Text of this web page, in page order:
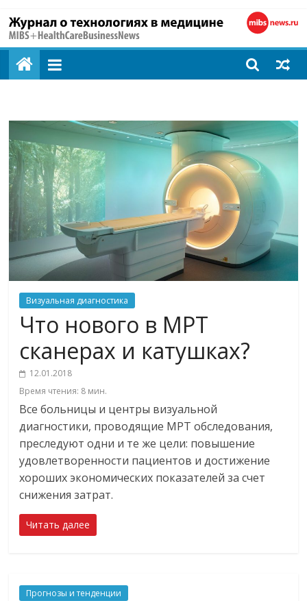
MIBS
Технологии
на
страже
здоровья
Визуальная диагностика
Что нового в МРТ
сканерах и катушках?
12.01.2018
Время чтения: 8 мин.
Все больницы и центры визуальной
диагностики, проводящие МРТ обследования,
преследуют одни и те же цели: повышение
удовлетворенности пациентов и достижение
хороших экономических показателей за счет
снижения затрат.
Читать далее
Прогнозы и тенденции